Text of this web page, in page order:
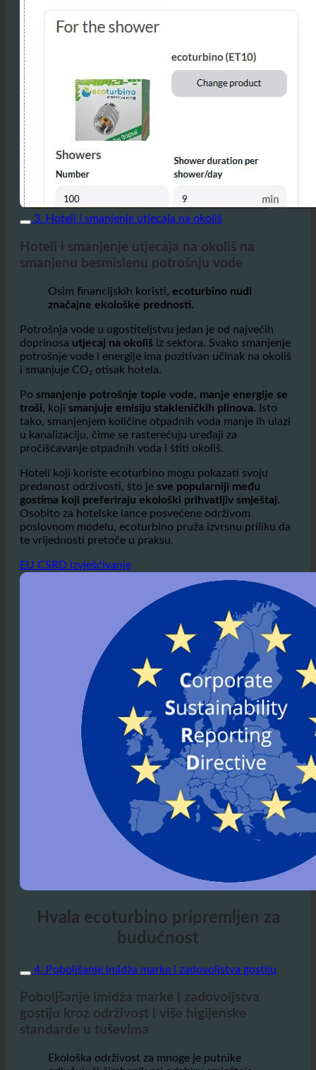
3. Hoteli i smanjenje utjecaja na okoliš
smanjenu besmislenu potrošnju vode
Osim financijskih koristi,
ecoturbino nudi
značajne ekološke prednosti.
Potrošnja vode u ugostiteljstvu jedan je od najvećih
doprinosa utjecaj na okolišiz sektora. Svako smanjenje
potrošnje vode i energije ima pozitivan učinak na okoliš
i smanjuje CO₂ otisak hotela.
Posmanjenje potrošnje tople vode, manje energije se
troši,kojismanjuje emisiju stakleničkih plinova.
tako, smanjenjem količine otpadnih voda manje ih ulazi
u kanalizaciju, čime se rasterećuju uređaji za
pročišćavanje otpadnih voda i štiti okoliš.
Hoteli koji koriste ecoturbino mogu pokazati svoju
predanost održivosti, što jesve popularniji među
gostima koji preferiraju ekološki prihvatljiv smještaj.
Osobito za hotelske lance posvećene održivom
poslovnom modelu, ecoturbino pruža izvrsnu priliku da
te vrijednosti pretoče u praksu.
budućnost
4. Poboljšanje imidža marke i zadovoljstva gostiju
Poboljšanje imidža marke i zadovoljstva
standarde u tuševima